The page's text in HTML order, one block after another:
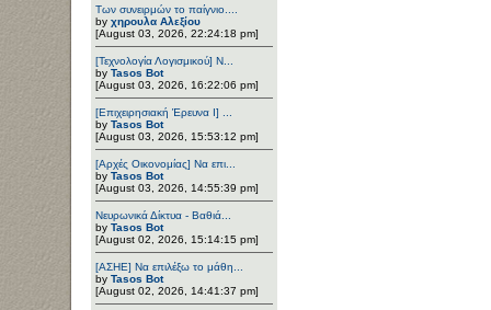
Των συνειρμών το παίγνιο....
by χηρουλα Αλεξίου
[August 03, 2026, 22:24:18 pm]
[Τεχνολογία Λογισμικού] Ν...
by Tasos Bot
[August 03, 2026, 16:22:06 pm]
[Επιχειρησιακή Έρευνα Ι] ...
by Tasos Bot
[August 03, 2026, 15:53:12 pm]
[Αρχές Οικονομίας] Να επι...
by Tasos Bot
[August 03, 2026, 14:55:39 pm]
Νευρωνικά Δίκτυα - Βαθιά...
by Tasos Bot
[August 02, 2026, 15:14:15 pm]
[ΑΣΗΕ] Να επιλέξω το μάθη...
by Tasos Bot
[August 02, 2026, 14:41:37 pm]